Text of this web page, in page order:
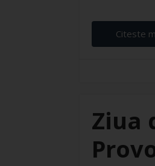
Citeste
Ziua